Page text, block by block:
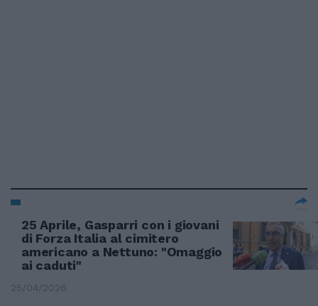
25 Aprile, Gasparri con i giovani
di Forza Italia al cimitero
americano a Nettuno: "Omaggio
ai caduti"
25/04/2026